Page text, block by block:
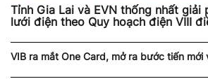
Tỉnh Gia Lai và EVN thống nhất giải
lưới điện theo Quy hoạch điện VIII
VIB ra mắt One Card, mở ra bước tiến mới